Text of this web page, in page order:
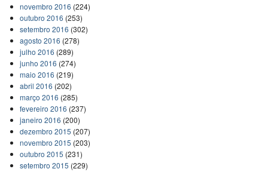
novembro 2016 (224)
outubro 2016 (253)
setembro 2016 (302)
agosto 2016 (278)
julho 2016 (289)
junho 2016 (274)
maio 2016 (219)
abril 2016 (202)
março 2016 (285)
fevereiro 2016 (237)
janeiro 2016 (200)
dezembro 2015 (207)
novembro 2015 (203)
outubro 2015 (231)
setembro 2015 (229)